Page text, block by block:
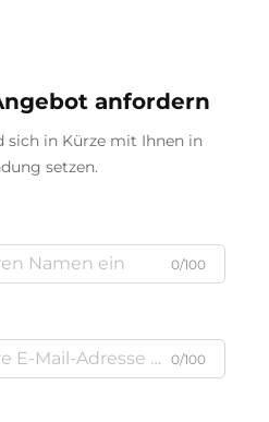
anfordern
sich in Kürze mit Ihnen in
setzen.
0/100
0/100